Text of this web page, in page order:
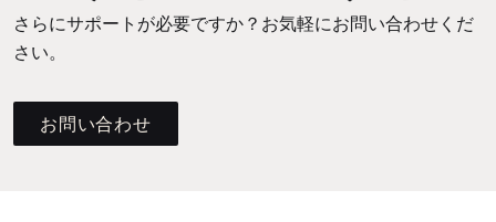
さらにサポートが必要ですか？お気軽にお問い合わせくだ
さい。
お問い合わせ